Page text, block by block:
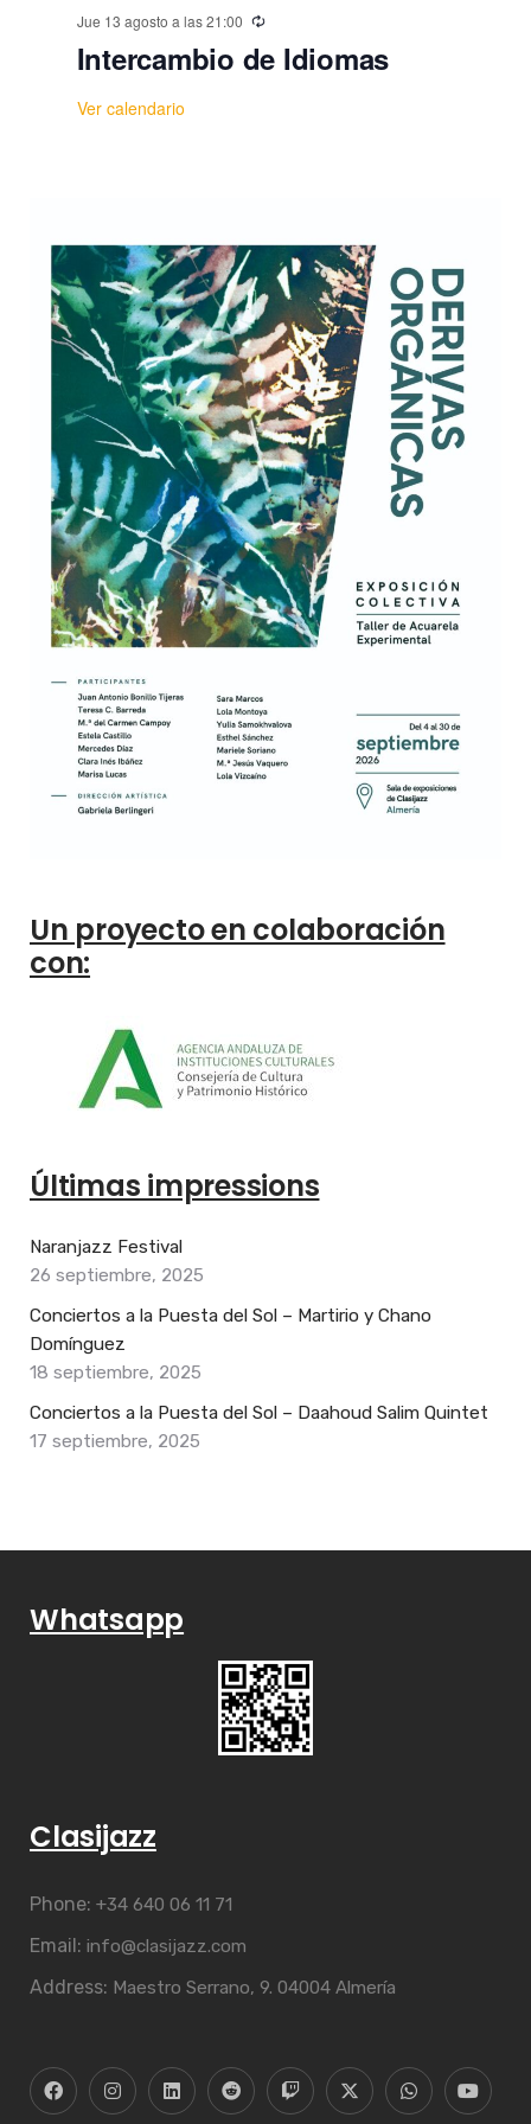
Jue 13 agosto a las 21:00
Intercambio de Idiomas
Ver calendario
Un proyecto en colaboración
con:
Últimas impressions
Naranjazz Festival
26 septiembre, 2025
Conciertos a la Puesta del Sol – Martirio y Chano
Domínguez
18 septiembre, 2025
Conciertos a la Puesta del Sol – Daahoud Salim Quintet
17 septiembre, 2025
Whatsapp
Clasijazz
Phone: +34 640 06 11 71
Email: info@clasijazz.com
Address: Maestro Serrano, 9. 04004 Almería